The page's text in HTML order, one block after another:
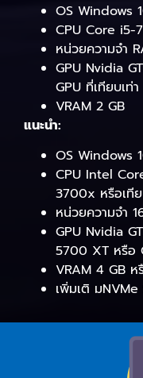
OS Windows
CPU Core i5-
หน่วยความจำ
GPU Nvidia
GPU ที่เทียบเท่า
VRAM 2 GB
แนะนำ:
OS Windows
CPU Intel
3700x หรือเทีย
หน่วยความจำ
GPU Nvidia
5700 XT หรือ
VRAM 4 GB ห
เพิ่มเติ ม